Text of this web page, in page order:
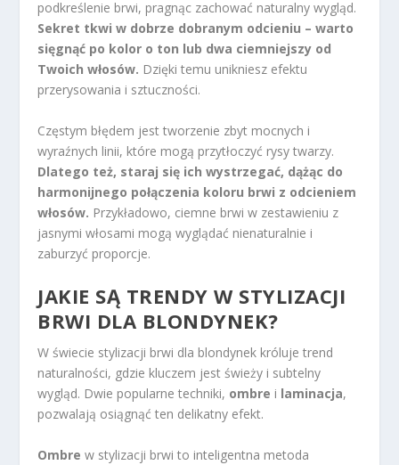
podkreślenie brwi, pragnąc zachować naturalny wygląd.
Sekret tkwi w dobrze dobranym odcieniu – warto
sięgnąć po kolor o ton lub dwa ciemniejszy od
Twoich włosów. Dzięki temu unikniesz efektu
przerysowania i sztuczności.
Częstym błędem jest tworzenie zbyt mocnych i
wyraźnych linii, które mogą przytłoczyć rysy twarzy.
Dlatego też, staraj się ich wystrzegać, dążąc do
harmonijnego połączenia koloru brwi z odcieniem
włosów. Przykładowo, ciemne brwi w zestawieniu z
jasnymi włosami mogą wyglądać nienaturalnie i
zaburzyć proporcje.
JAKIE SĄ TRENDY W STYLIZACJI
BRWI DLA BLONDYNEK?
W świecie stylizacji brwi dla blondynek króluje trend
naturalności, gdzie kluczem jest świeży i subtelny
wygląd. Dwie popularne techniki, ombre i laminacja,
pozwalają osiągnąć ten delikatny efekt.
Ombre w stylizacji brwi to inteligentna metoda